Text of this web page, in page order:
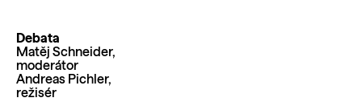
Debata
Matěj Schneider,
moderátor
Andreas Pichler,
režisér